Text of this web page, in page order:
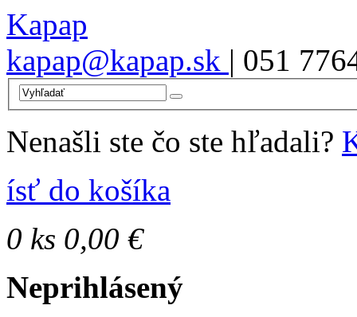
Kapap
kapap@kapap.sk | 051
Nenašli ste čo ste hľadali?
ísť do košíka
0 ks 0,00 €
Neprihlásený